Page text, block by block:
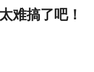
难搞了吧！